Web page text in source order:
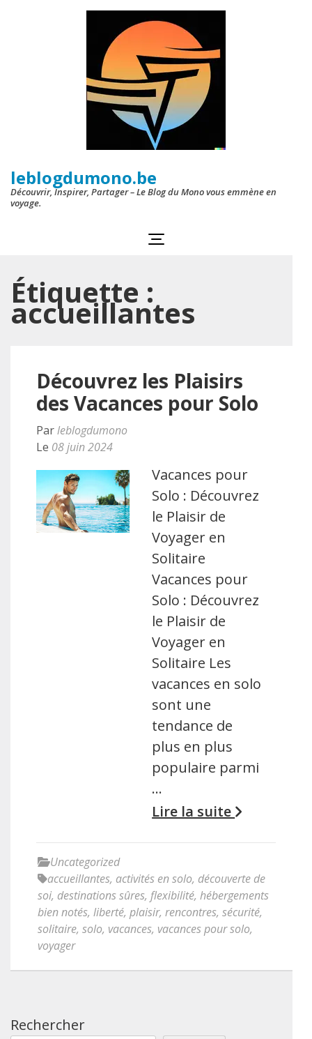
leblogdumono.be
Découvrir, Inspirer, Partager – Le Blog du Mono vous emmène en
voyage.
Étiquette :
accueillantes
Découvrez les Plaisirs
des Vacances pour Solo
Parleblogdumono
Le 08 juin 2024
Vacances pour
Solo : Découvrez
le Plaisir de
Voyager en
Solitaire
Vacances pour
Solo : Découvrez
le Plaisir de
Voyager en
Solitaire Les
vacances en solo
sont une
tendance de
plus en plus
populaire parmi
…
Lire la suite
Uncategorized
accueillantes, activités en solo, découverte de
soi, destinations sûres, flexibilité, hébergements
bien notés, liberté, plaisir, rencontres, sécurité,
solitaire, solo, vacances, vacances pour solo,
voyager
Rechercher